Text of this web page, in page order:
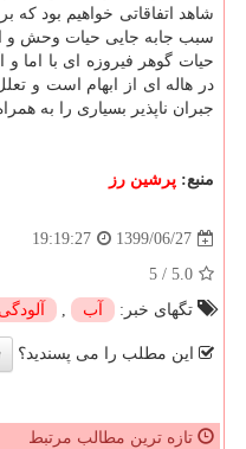
شاهد اتفاقاتی خواهیم بود که
سبب جابه جایی حیات وحش و
حیات گوهر فیروزه ای با اما و
در هاله ای از ابهام است و
جبران ناپذیر بسیاری را به
منبع: پرشین رز
1399/06/27
19:19:27
5.0
/
5
تگهای خبر:
آب , آلودگی
این مطلب را می پسندید؟
تازه ترین مطالب مرتبط